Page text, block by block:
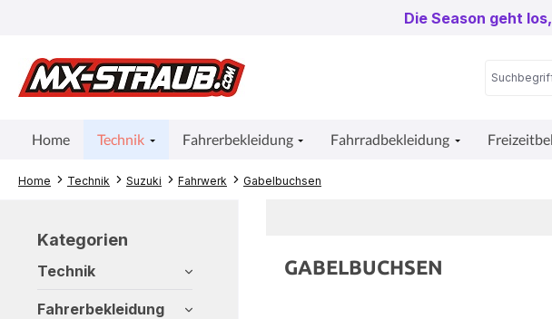
Die Season geht
Home Technik Fahrerbekleidung Fahrradbekleidung
Home Technik Suzuki Fahrwerk Gabelbuchsen
Kategorien
Technik
Fahrerbekleidung
GABELBUCHSEN